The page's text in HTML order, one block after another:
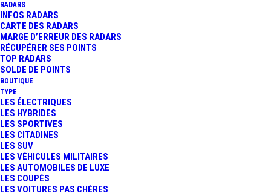
RADARS
INFOS RADARS
CARTE DES RADARS
MARGE D’ERREUR DES RADARS
RÉCUPÉRER SES POINTS
TOP RADARS
SOLDE DE POINTS
BOUTIQUE
TYPE
LES ÉLECTRIQUES
LES HYBRIDES
LES SPORTIVES
LES CITADINES
LES SUV
LES VÉHICULES MILITAIRES
LES AUTOMOBILES DE LUXE
LES COUPÉS
LES VOITURES PAS CHÈRES
1 juillet 2013
24 HEURES DU MANS :
L’ÉDITION 2013 À
TRAVERS L’OBJECTIF DE
SÉBASTIEN ALVAREZ…
24 juin 2013
Alpine
Sport Auto, 24 Heures Du Mans
Rédaction
Essais & Reportages